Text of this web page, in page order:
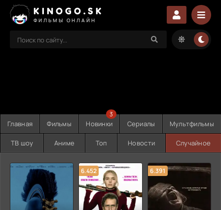
KINOGO.SK
ФИЛЬМЫ ОНЛАЙН
Главная Фильмы Новинки
3
Сериалы Мультфильмы
ТВ шоу Аниме Топ Новости Случайное
6.452 6.391